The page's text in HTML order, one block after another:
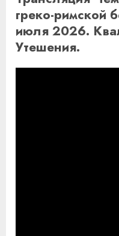
греко-римской
июля 2026.
Утешения.